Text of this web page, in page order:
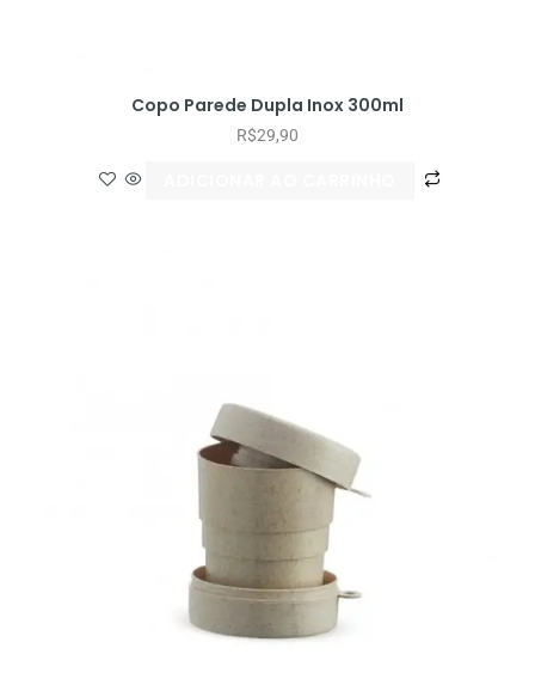
Copo Parede Dupla Inox 300ml
R$29,90